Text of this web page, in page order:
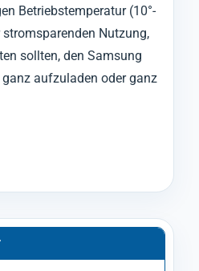
Betriebstemperatur (10°-
Nutzung,
sollten, den Samsung
aufzuladen oder ganz